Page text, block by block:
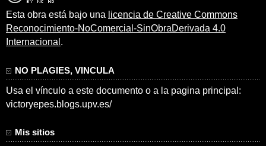
Esta obra está bajo una licencia de Creative Commons
Reconocimiento-NoComercial-SinObraDerivada 4.0
Internacional .
NO PLAGIES, VINCULA
Usa el vínculo a este documento o a la pagina principal:
victoryepes.blogs.upv.es/
Mis sitios